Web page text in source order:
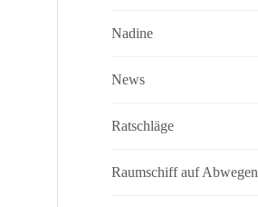
Nadine
News
Ratschläge
Raumschiff auf Abwegen